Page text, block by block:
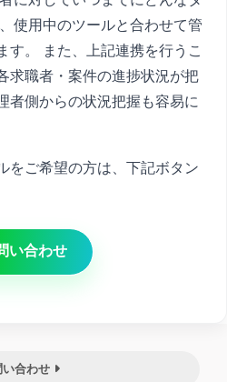
使用中のツールと合わせて管
す。 また、上記連携を行うこ
求職者・案件の進捗状況が把
者側からの状況把握も容易に
をご希望の方は、下記ボタン
い合わせ
い合わせ